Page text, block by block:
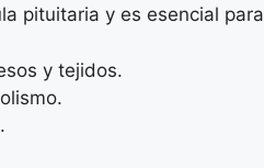
pituitaria y es esencial
y tejidos.